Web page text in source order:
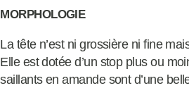
MORPHOLOGIE
La tête n’est ni grossière ni fine
Elle est dotée d’un stop plus ou
saillants en amande sont d’une